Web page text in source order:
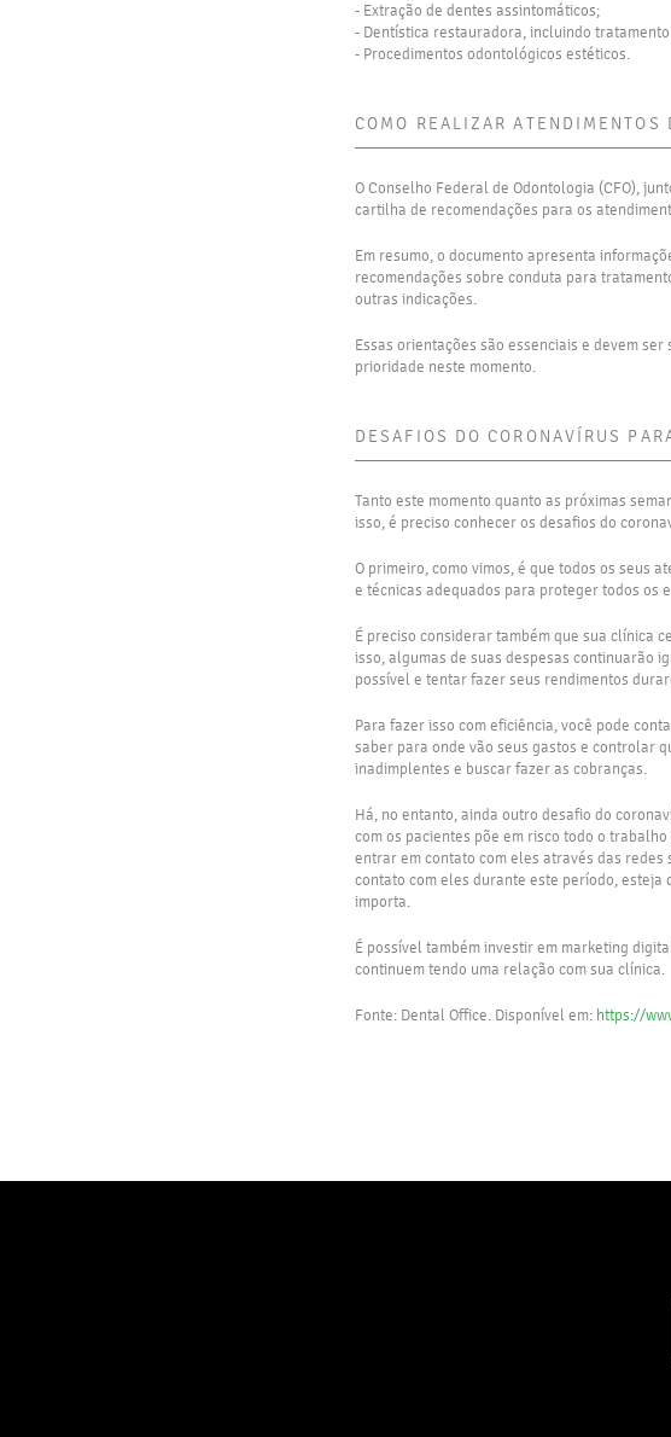
- Extração de dentes assintomáticos;
- Dentística restauradora, incluindo
- Procedimentos odontológicos estéticos.
COMO REALIZAR
O Conselho Federal de Odontologia (CFO),
cartilha de recomendações para os
Em resumo, o documento apresenta
recomendações sobre conduta para
outras indicações.
Essas orientações são essenciais e devem
prioridade neste momento.
DESAFIOS DO CORONAVÍRUS
Tanto este momento quanto as próximas
isso, é preciso conhecer os desafios do
O primeiro, como vimos, é que todos os seus
e técnicas adequados para proteger todos os
É preciso considerar também que sua clínica
isso, algumas de suas despesas continuarão
possível e tentar fazer seus rendimentos
Para fazer isso com eficiência, você pode
saber para onde vão seus gastos e controlar
inadimplentes e buscar fazer as cobranças.
Há, no entanto, ainda outro desafio do
com os pacientes põe em risco todo o
entrar em contato com eles através das
contato com eles durante este período,
importa.
É possível também investir em marketing
continuem tendo uma relação com sua clínica.
Fonte: Dental Office. Disponível em: https://